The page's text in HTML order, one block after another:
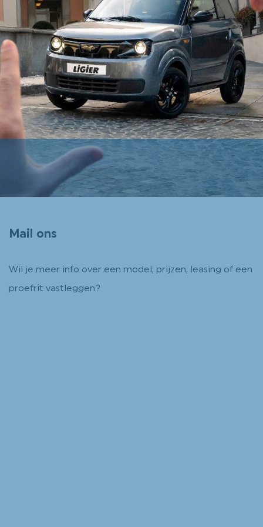
Mail ons
Wil je meer info over een model, prijzen, leasing of een
proefrit vastleggen?